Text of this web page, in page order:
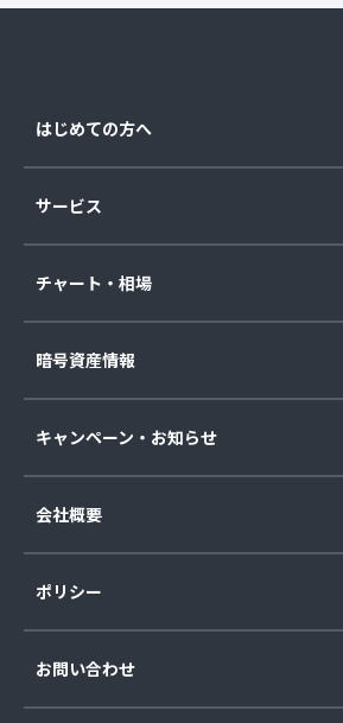
はじめての方へ
サービス
チャート・相場
暗号資産情報
キャンペーン・お知らせ
会社概要
ポリシー
お問い合わせ